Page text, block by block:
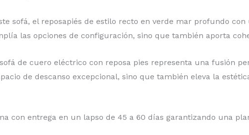
sofá, el reposapiés de estilo recto en verde mar profundo
las opciones de configuración, sino que también aporta
de cuero eléctrico con reposa pies representa una fusión
de descanso excepcional, sino que también eleva la
con entrega en un lapso de 45 a 60 días garantizando una